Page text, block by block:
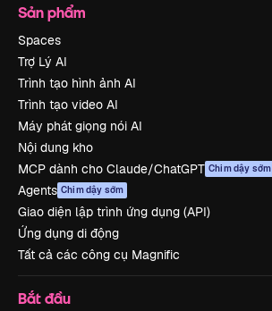
Sản phẩm
Spaces
Trợ Lý AI
Trình tạo hình ảnh AI
Trình tạo video AI
Máy phát giọng nói AI
Nội dung kho
MCP dành cho Claude/ChatGPT Chim dậy sớm
Agents Chim dậy sớm
Giao diện lập trình ứng dụng (API)
Ứng dụng di động
Tất cả các công cụ Magnific
Bắt đầu